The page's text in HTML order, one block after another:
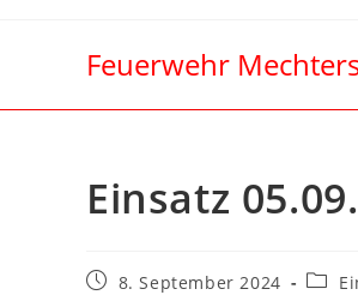
Feuerwehr
Einsatz
8. September 2024